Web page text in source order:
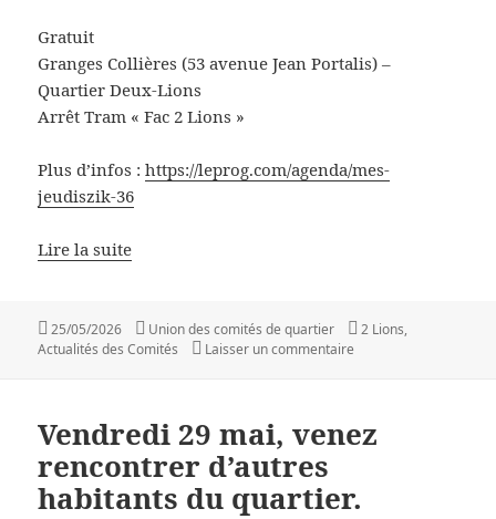
Gratuit
Granges Collières (53 avenue Jean Portalis) –
Quartier Deux-Lions
Arrêt Tram « Fac 2 Lions »
Plus d’infos :https://leprog.com/agenda/mes-
jeudiszik-36
Lire la suite
Publié
le
25/05/2026 Auteur
Union des comités de quartier Catégories
2 Lions,
Actualités des Comités
Laisser un commentaire
Vendredi 29 mai, venez
rencontrer d’autres
habitants du quartier.